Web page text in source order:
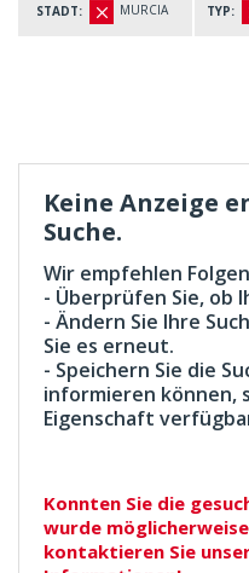
STADT: MURCIA TYP:
Keine Anzeige
Suche.
Wir empfehlen
- Überprüfen Sie, ob
- Ändern Sie Ihre
Sie es erneut.
- Speichern Sie die
informieren können,
Eigenschaft
Konnten Sie die
wurde
kontaktieren Sie